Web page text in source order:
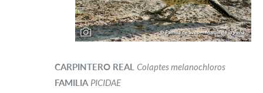
CARPINTERO REAL Colaptes melanochloros
FAMILIA PICIDAE